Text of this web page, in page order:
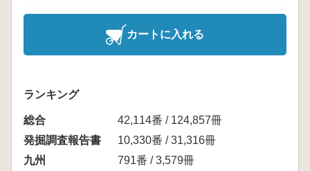
カートに入れる
ランキング
総合
42,114番 / 124,857冊
発掘調査報告書
10,330番 / 31,316冊
九州
791番 / 3,579冊